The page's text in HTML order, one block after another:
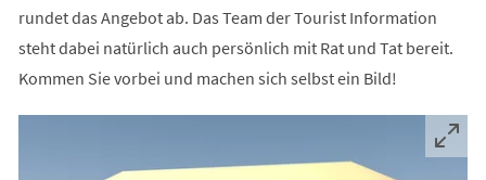
rundet das Angebot ab. Das Team der Tourist Information
steht dabei natürlich auch persönlich mit Rat und Tat bereit.
Kommen Sie vorbei und machen sich selbst ein Bild!